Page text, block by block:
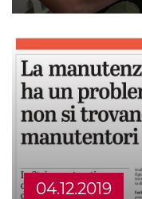
04.12.2019